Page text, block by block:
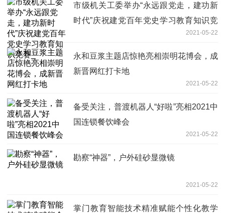
市级机关工委举办“永远跟党走，建功新
时代”庆祝建党百年党史学习教育知识竞
2021-05-22
永和豆浆主题店惊艳亮相崇明花博会，成
新晋网红打卡地
2021-05-22
备受关注，普渡机器人“好啦”亮相2021中
国连锁餐饮峰会
2021-05-22
勘察“神器”，户外硅砂显微镜
2021-05-22
掌门教育智能技术精准赋能个性化教学